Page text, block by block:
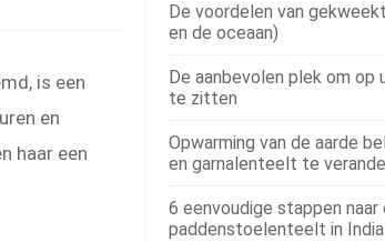
is een
en
haar een
De voordelen van
en de oceaan)
De aanbevolen plek om op
te zitten
Opwarming van de aarde
en garnalenteelt te
6 eenvoudige stappen
paddenstoelenteelt in India